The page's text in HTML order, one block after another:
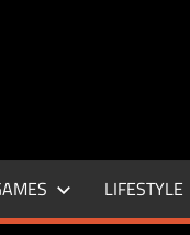
LIFESTYLE